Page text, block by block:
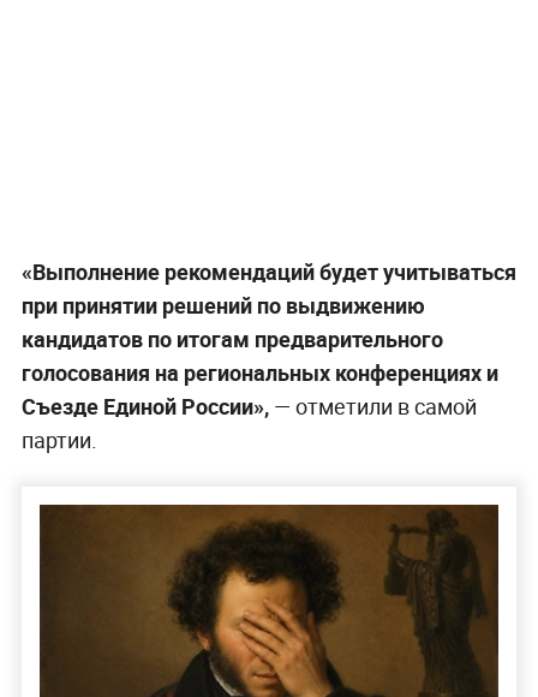
«Выполнение рекомендаций будет учитываться
при принятии решений по выдвижению
кандидатов по итогам предварительного
голосования на региональных конференциях и
Съезде Единой России»,— отметили в самой
партии.